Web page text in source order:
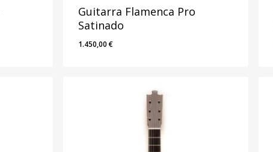
Guitarra Flamenca Pro
Satinado
1.450,00€